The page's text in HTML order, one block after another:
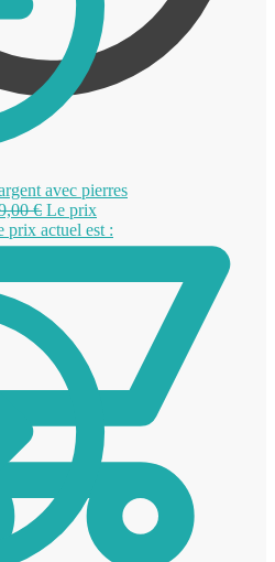
avec pierres
€ Le prix
prix actuel est :